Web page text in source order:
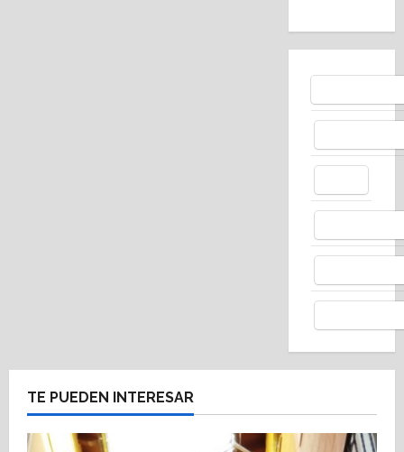
TE PUEDEN INTERESAR